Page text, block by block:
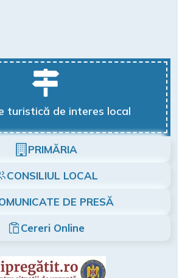
turistică de interes local
PRIMĂRIA
CONSILIUL LOCAL
DE PRESĂ
Cereri Online